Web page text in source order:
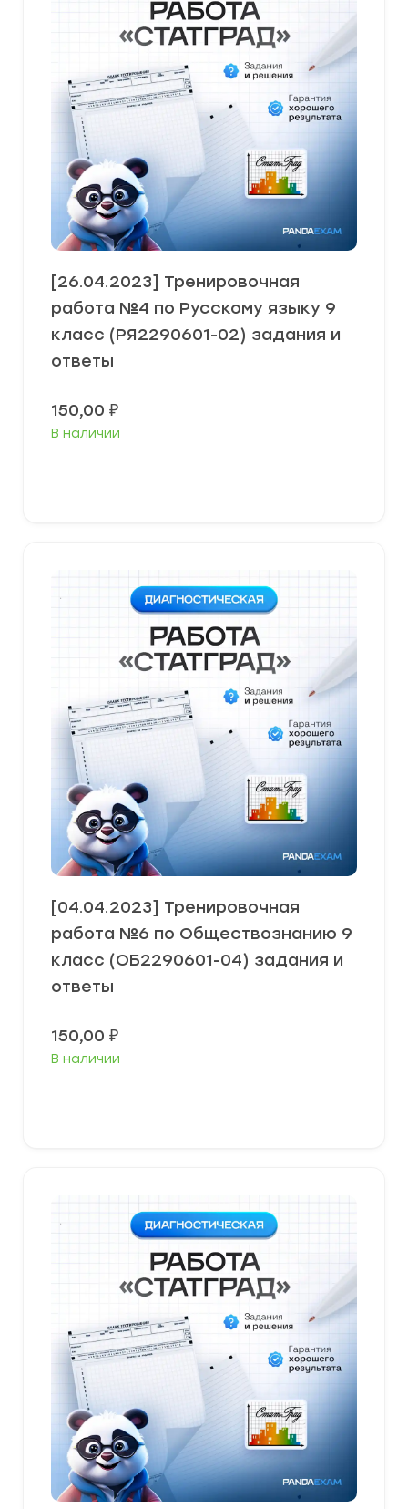
[26.04.2023] Тренировочная
работа №4 по Русскому языку 9
класс (РЯ2290601-02) задания и
ответы
150,00 ₽
В наличии
[04.04.2023] Тренировочная
работа №6 по Обществознанию 9
класс (ОБ2290601-04) задания и
ответы
150,00 ₽
В наличии